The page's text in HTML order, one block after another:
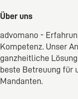
Über uns
advomano -
Kompetenz. Unser
ganzheitliche
beste Betreuung für
Mandanten.